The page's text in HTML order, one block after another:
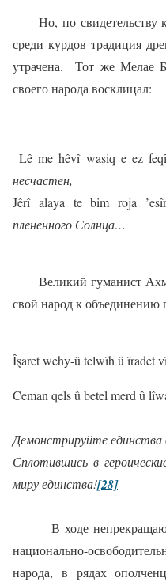
Но, по свидетельству
среди курдов традиция
утрачена.
Тот же Мелае
своего народа восклицал:
Lême hêvî wasiq e ez feqî
несчастен,
Jêrî alaya te bim roja
плененного Солнца…
Великий гуманист
свой народ к
Îşaretwehy-û telwîh û îradetv
Ceman qels û betel merd û
Демонстрируйте единства
Сплотившись в
миру единства![28]
В ходе
национально-
народа, в рядах